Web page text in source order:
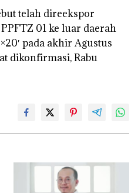
telah direekspor
01 ke luar daerah
pada akhir Agustus
dikonfirmasi, Rabu